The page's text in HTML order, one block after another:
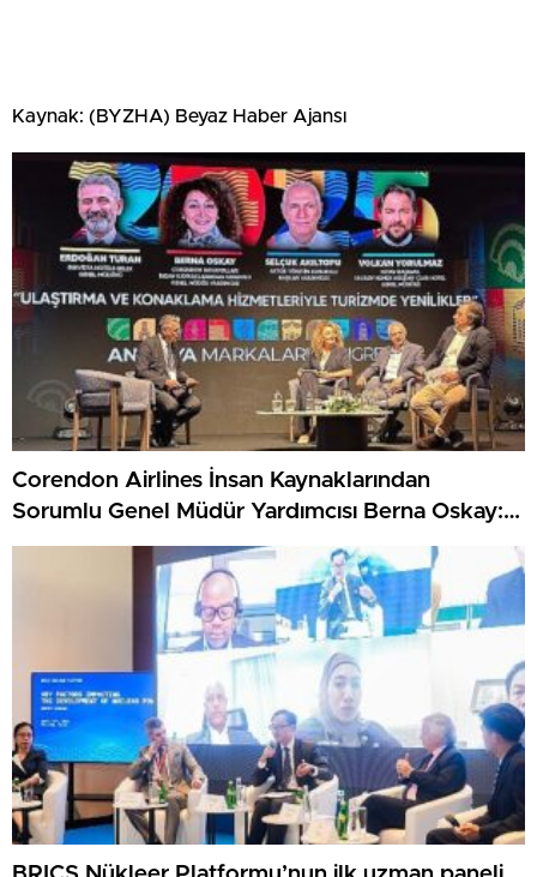
Kaynak: (BYZHA) Beyaz Haber Ajansı
Corendon Airlines İnsan Kaynaklarından
Sorumlu Genel Müdür Yardımcısı Berna Oskay:
“Z kuşağına yapılan yatırım, turizmin geleceğine
yapılan yatırımdır”